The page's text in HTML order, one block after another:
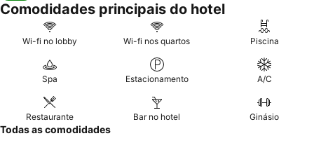
Comodidades principais do hotel
Wi-fi no lobby Wi-fi nos quartos Piscina
Spa Estacionamento A/C
Restaurante Bar no hotel Ginásio
Todas as comodidades